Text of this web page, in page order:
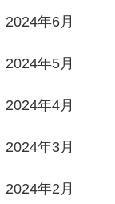
2024年6月
2024年5月
2024年4月
2024年3月
2024年2月